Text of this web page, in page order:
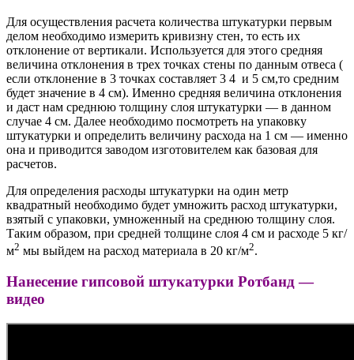
Для осуществления расчета количества штукатурки первым
делом необходимо измерить кривизну стен, то есть их
отклонение от вертикали. Используется для этого средняя
величина отклонения в трех точках стены по данным отвеса (
если отклонение в 3 точках составляет 3 4 и 5 см,то средним
будет значение в 4 см). Именно средняя величина отклонения
и даст нам среднюю толщину слоя штукатурки — в данном
случае 4 см. Далее необходимо посмотреть на упаковку
штукатурки и определить величину расхода на 1 см — именно
она и приводится заводом изготовителем как базовая для
расчетов.
Для определения расходы штукатурки на один метр
квадратный необходимо будет умножить расход штукатурки,
взятый с упаковки, умноженный на среднюю толщину слоя.
Таким образом, при средней толщине слоя 4 см и расходе 5 кг/
м2 мы выйдем на расход материала в 20 кг/м2.
Нанесение гипсовой штукатурки Ротбанд —
видео